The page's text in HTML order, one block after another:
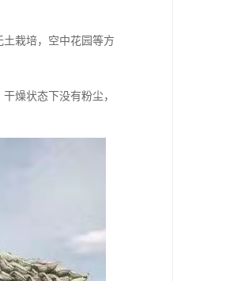
栽培，空中花园等方
燥状态下没有粉尘，